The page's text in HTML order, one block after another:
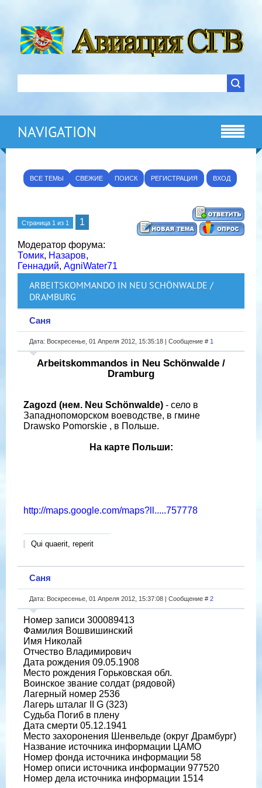
NAVIGATION
ВСЕ ТЕМЫ СВЕЖИЕ ПОИСК РЕГИСТРАЦИЯ ВХОД
Страница 1 из 1 1
Модератор форума:
Томик, Назаров,
Геннадий, AgniWater71
ARBEITSKOMMANDO IN NEU SCHÖNWALDE /
DRAMBURG
Саня
Дата: Воскресенье, 01 Апреля 2012, 15:35:18 | Сообщение # 1
Arbeitskommandos in Neu Schönwalde /
Dramburg
Zagozd (нем. Neu Schönwalde) - село в
Западнопоморском воеводстве, в гмине
Drawsko Pomorskie , в Польше.
На карте Польши:
http://maps.google.com/maps?ll.....757778
Qui quaerit, reperit
Саня
Дата: Воскресенье, 01 Апреля 2012, 15:37:08 | Сообщение # 2
Номер записи 300089413
Фамилия Вошвишинский
Имя Николай
Отчество Владимирович
Дата рождения 09.05.1908
Место рождения Горьковская обл.
Воинское звание солдат (рядовой)
Лагерный номер 2536
Лагерь шталаг II G (323)
Судьба Погиб в плену
Дата смерти 05.12.1941
Место захоронения Шенвельде (округ Драмбург)
Название источника информации ЦАМО
Номер фонда источника информации 58
Номер описи источника информации 977520
Номер дела источника информации 1514